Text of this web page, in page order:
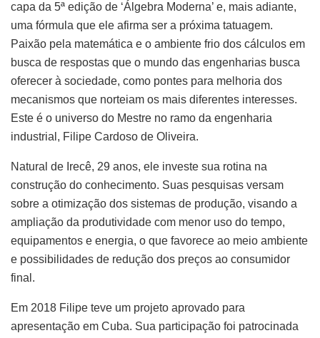
capa da 5ª edição de ‘Álgebra Moderna’ e, mais adiante,
uma fórmula que ele afirma ser a próxima tatuagem.
Paixão pela matemática e o ambiente frio dos cálculos em
busca de respostas que o mundo das engenharias busca
oferecer à sociedade, como pontes para melhoria dos
mecanismos que norteiam os mais diferentes interesses.
Este é o universo do Mestre no ramo da engenharia
industrial, Filipe Cardoso de Oliveira.
Natural de Irecê, 29 anos, ele investe sua rotina na
construção do conhecimento. Suas pesquisas versam
sobre a otimização dos sistemas de produção, visando a
ampliação da produtividade com menor uso do tempo,
equipamentos e energia, o que favorece ao meio ambiente
e possibilidades de redução dos preços ao consumidor
final.
Em 2018 Filipe teve um projeto aprovado para
apresentação em Cuba. Sua participação foi patrocinada